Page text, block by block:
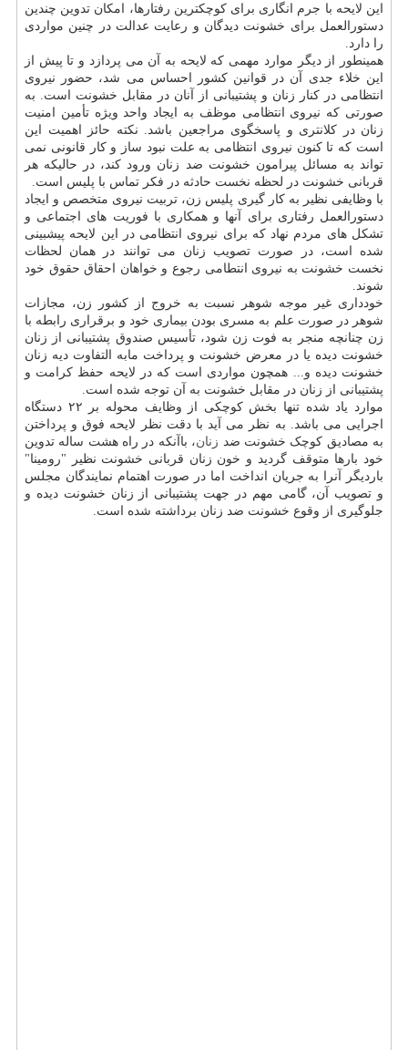
این لایحه با جرم انگاری برای کوچکترین رفتارها، امکان تدوین چندین
دستورالعمل برای خشونت دیدگان و رعایت عدالت در چنین مواردی
را دارد.
همینطور از دیگر موارد مهمی که لایحه به آن می پردازد و تا پیش از
این خلاء جدی آن در قوانین کشور احساس می شد، حضور نیروی
انتظامی در کنار زنان و پشتیبانی از آنان در مقابل خشونت است. به
صورتی که نیروی انتظامی موظف به ایجاد واحد ویژه تأمین امنیت
زنان در کلانتری و پاسخگوی مراجعین باشد. نکته حائز اهمیت این
است که تا کنون نیروی انتظامی به علت نبود ساز و کار قانونی نمی
تواند به مسائل پیرامون خشونت ضد زنان ورود کند، در حالیکه هر
قربانی خشونت در لحظه نخست حادثه در فکر تماس با پلیس است.
با وظایفی نظیر به کار گیری پلیس زن، تربیت نیروی متخصص و ایجاد
دستورالعمل رفتاری برای آنها و همکاری با فوریت های اجتماعی و
تشکل های مردم نهاد که برای نیروی انتظامی در این لایحه پیشبینی
شده است، در صورت تصویب زنان می توانند در همان لحظات
نخست خشونت به نیروی انتطامی رجوع و خواهان احقاق حقوق خود
شوند.
خودداری غیر موجه شوهر نسبت به خروج از کشور زن، مجازات
شوهر در صورت علم به مسری بودن بیماری خود و برقراری رابطه با
زن چنانچه منجر به فوت زن شود، تأسیس صندوق پشتیبانی از زنان
خشونت دیده یا در معرض خشونت و پرداخت مابه التفاوت دیه زنان
خشونت دیده و... همچون مواردی است که در لایحه حفظ کرامت و
پشتیبانی از زنان در مقابل خشونت به آن توجه شده است.
موارد یاد شده تنها بخش کوچکی از وظایف محوله بر ۲۲ دستگاه
اجرایی می باشد. به نظر می آید با دقت نظر لایحه فوق و پرداختن
به مصادیق کوچک خشونت ضد زنان، باآنکه در راه هشت ساله تدوین
خود بارها متوقف گردید و خون زنان قربانی خشونت نظیر "رومینا"
باردیگر آنرا به جریان انداخت اما در صورت اهتمام نمایندگان مجلس
و تصویب آن، گامی مهم در جهت پشتیبانی از زنان خشونت دیده و
جلوگیری از وقوع خشونت ضد زنان برداشته شده است.